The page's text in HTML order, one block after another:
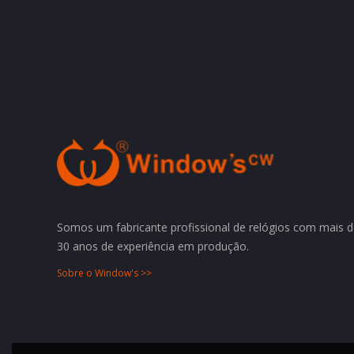
Somos um fabricante profissional de relógios com mais
30 anos de experiência em produção.
Sobre o Window's >>